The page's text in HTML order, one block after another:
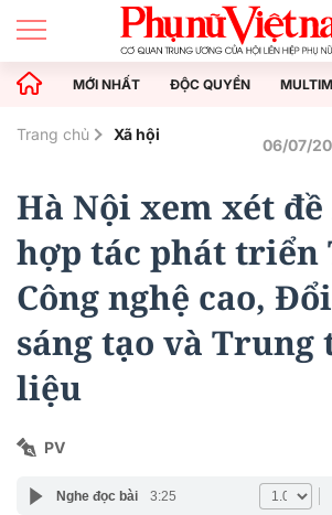
MỚI NHẤT ĐỘC QUYỀN
Trang chủ Xã hội
06/07/
Hà Nội xem xét
hợp tác phát triển
Công nghệ cao,
sáng tạo và Trung
liệu
PV
Nghe đọc bài 3:25